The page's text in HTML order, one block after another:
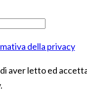
della privacy
aver letto ed